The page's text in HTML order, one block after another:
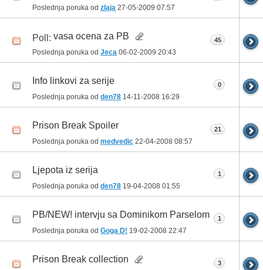
Poslednja poruka od zlaja 27-05-2009 07:57
Poll: vasa ocena za PB
Poslednja poruka od Jeca 06-02-2009 20:43
45
Info linkovi za serije
Poslednja poruka od den78 14-11-2008 16:29
0
Prison Break Spoiler
Poslednja poruka od medvedic 22-04-2008 08:57
21
Ljepota iz serija
Poslednja poruka od den78 19-04-2008 01:55
1
PB/NEW! intervju sa Dominikom Parselom
Poslednja poruka od Goga D! 19-02-2008 22:47
1
Prison Break collection 3